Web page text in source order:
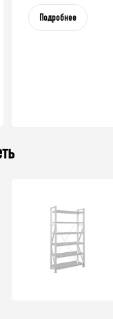
Подробнее